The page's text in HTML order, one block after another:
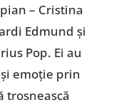
– Cristina
Edmund și
Pop. Ei au
emoție prin
trosnească